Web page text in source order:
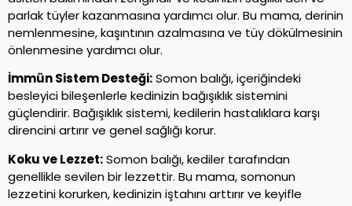
parlak tüyler kazanmasına yardımcı olur. Bu mama, derinin
nemlenmesine, kaşıntının azalmasına ve tüy dökülmesinin
önlenmesine yardımcı olur.
İmmün Sistem Desteği:Somon balığı, içeriğindeki
besleyici bileşenlerle kedinizin bağışıklık sistemini
güçlendirir. Bağışıklık sistemi, kedilerin hastalıklara karşı
direncini artırır ve genel sağlığı korur.
Koku ve Lezzet:Somon balığı, kediler tarafından
genellikle sevilen bir lezzettir. Bu mama, somonun
lezzetini korurken, kedinizin iştahını arttırır ve keyifle